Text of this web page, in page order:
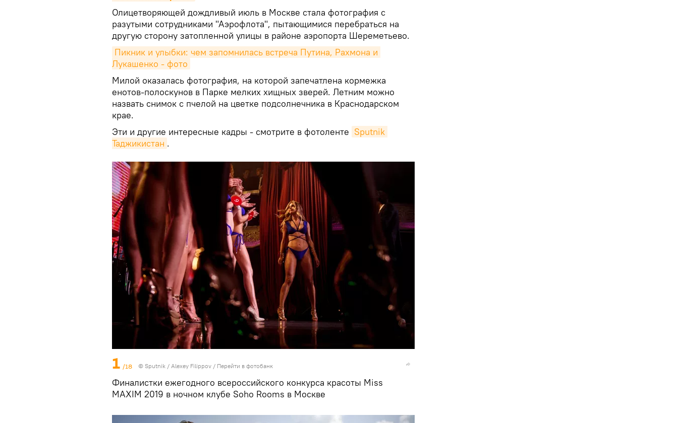
Олицетворяющей дождливый июль в Москве стала фотография с
разутыми сотрудниками "Аэрофлота", пытающимися перебраться на
другую сторону затопленной улицы в районе аэропорта Шереметьево.
Пикник и улыбки: чем запомнилась встреча Путина, Рахмона и
Лукашенко - фото
Милой оказалась фотография, на которой запечатлена кормежка
енотов-полоскунов в Парке мелких хищных зверей. Летним можно
назвать снимок с пчелой на цветке подсолнечника в Краснодарском
крае.
Эти и другие интересные кадры - смотрите в фотоленте Sputnik
Таджикистан .
1 /18 © Sputnik / Alexey Filippov / Перейти в фотобанк
Финалистки ежегодного всероссийского конкурса красоты Miss
MAXIM 2019 в ночном клубе Soho Rooms в Москве